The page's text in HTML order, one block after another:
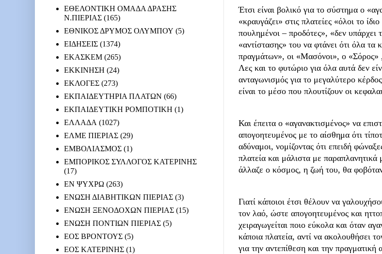
Έτσι είναι βολικό για το σύστημα ο
«κραυγάζει» στις πλατείες «όλοι το ίδιο
πουλημένοι – προδότες», «δεν υπάρχει
«αντίστασης» του να φτάνει ότι όλα τα
πραγμάτων», οι «Μασόνοι», ο «Σόρος»
Λες και το φυτώριο για όλα αυτά δεν
ανταγωνισμός για το μεγαλύτερο
είναι το μέσο που πλουτίζουν οι
Και έπειτα ο «αγανακτισμένος» να
απογοητευμένος με το αίσθημα ότι
αδύναμοι, νομίζοντας ότι επειδή
πλατεία και μάλιστα με παραπλανητικά
άλλαζε ο κόσμος, η ζωή του, θα
Γιατί κάποιοι έτσι θέλουν να
τον λαό, ώστε απογοητευμένος και
χειραγωγείται ποιο εύκολα και όταν
κάποια πλατεία, αντί να ακολουθήσει
για την αντεπίθεση και την πραγματική
ΕΘΕΛΟΝΤΙΚΗ ΟΜΑΔΑ ΔΡΑΣΗΣ
Ν.ΠΙΕΡΙΑΣ (165)
ΕΘΝΙΚΟΣ ΔΡΥΜΟΣ ΟΛΥΜΠΟΥ (5)
ΕΙΔΗΣΕΙΣ (1374)
ΕΚΑΣΚΕΜ (265)
ΕΚΚΙΝΗΣΗ (24)
ΕΚΛΟΓΕΣ (273)
ΕΚΠΑΙΔΕΥΤΗΡΙΑ ΠΛΑΤΩΝ (66)
ΕΚΠΑΙΔΕΥΤΙΚΗ ΡΟΜΠΟΤΙΚΗ (1)
ΕΛΛΑΔΑ (1027)
ΕΛΜΕ ΠΙΕΡΙΑΣ (29)
ΕΜΒΟΛΙΑΣΜΟΣ (1)
ΕΜΠΟΡΙΚΟΣ ΣΥΛΛΟΓΟΣ ΚΑΤΕΡΙΝΗΣ
(17)
ΕΝ ΨΥΧΡΩ (263)
ΕΝΩΣΗ ΔΙΑΒΗΤΙΚΩΝ ΠΙΕΡΙΑΣ (3)
ΕΝΩΣΗ ΞΕΝΟΔΟΧΩΝ ΠΙΕΡΙΑΣ (15)
ΕΝΩΣΗ ΠΟΝΤΙΩΝ ΠΙΕΡΙΑΣ (5)
ΕΟΣ ΒΡΟΝΤΟΥΣ (5)
ΕΟΣ ΚΑΤΕΡΙΝΗΣ (1)